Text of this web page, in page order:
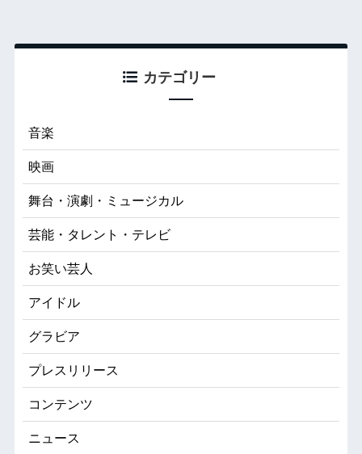
カテゴリー
音楽
映画
舞台・演劇・ミュージカル
芸能・タレント・テレビ
お笑い芸人
アイドル
グラビア
プレスリリース
コンテンツ
ニュース